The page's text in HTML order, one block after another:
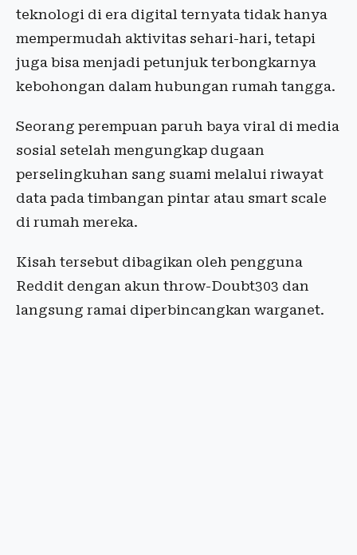
teknologi di era digital ternyata tidak hanya
mempermudah aktivitas sehari-hari, tetapi
juga bisa menjadi petunjuk terbongkarnya
kebohongan dalam hubungan rumah tangga.
Seorang perempuan paruh baya viral di media
sosial setelah mengungkap dugaan
perselingkuhan sang suami melalui riwayat
data pada timbangan pintar atau smart scale
di rumah mereka.
Kisah tersebut dibagikan oleh pengguna
Reddit dengan akun throw-Doubt303 dan
langsung ramai diperbincangkan warganet.